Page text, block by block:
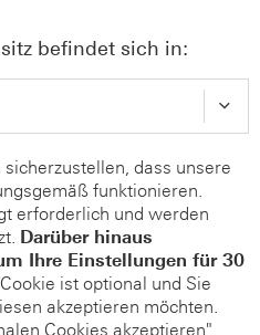
befindet sich in:
dass unsere
funktionieren.
erforderlich und werden
Darüber hinaus
Ihre Einstellungen für 30
ist optional und Sie
akzeptieren möchten.
Cookies akzeptieren".